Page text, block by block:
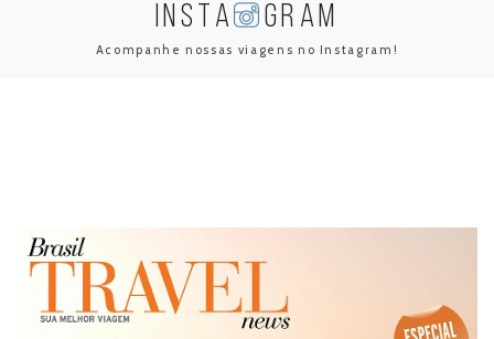
INSTA GRAM
Acompanhe nossas viagens no Instagram!